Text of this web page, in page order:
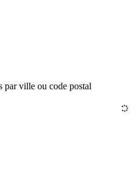
par ville ou code postal